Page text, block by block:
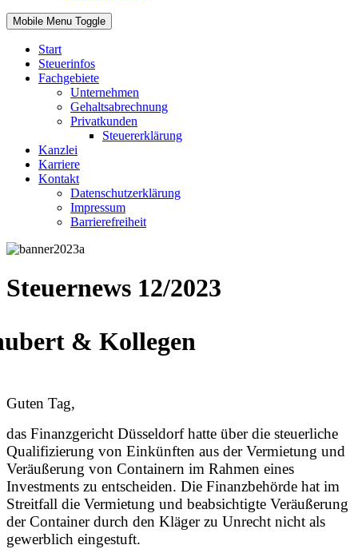
Mobile Menu Toggle
Start
Steuerinfos
Fachgebiete
Unternehmen
Gehaltsabrechnung
Privatkunden
Steuererklärung
Kanzlei
Karriere
Kontakt
Datenschutzerklärung
Impressum
Barrierefreiheit
Steuernews 12/2023
Guten Tag,
das Finanzgericht Düsseldorf hatte über die steuerliche
Qualifizierung von Einkünften aus der Vermietung und
Veräußerung von Containern im Rahmen eines
Investments zu entscheiden. Die Finanzbehörde hat im
Streitfall die Vermietung und beabsichtigte Veräußerung
der Container durch den Kläger zu Unrecht nicht als
gewerblich eingestuft.